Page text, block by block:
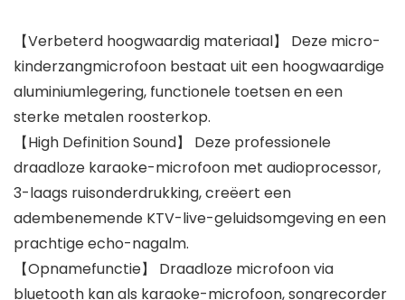
【Verbeterd hoogwaardig materiaal】 Deze micro-
kinderzangmicrofoon bestaat uit een hoogwaardige
aluminiumlegering, functionele toetsen en een
sterke metalen roosterkop.
【High Definition Sound】 Deze professionele
draadloze karaoke-microfoon met audioprocessor,
3-laags ruisonderdrukking, creëert een
adembenemende KTV-live-geluidsomgeving en een
prachtige echo-nagalm.
【Opnamefunctie】 Draadloze microfoon via
bluetooth kan als karaoke-microfoon, songrecorder